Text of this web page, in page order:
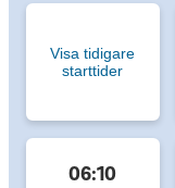
Visa tidigare
starttider
06:10